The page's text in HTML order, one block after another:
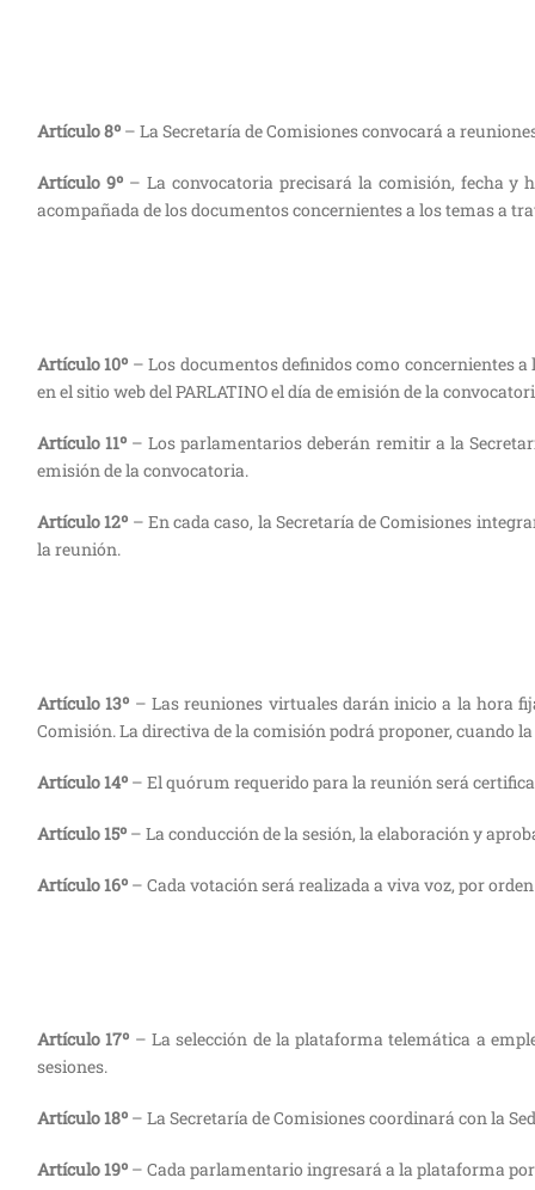
Artículo 8º – La Secretaría de Comisiones convocará a
Artículo 9º– La convocatoria precisará la comisión, fecha y
acompañada de los documentos concernientes a los temas a
Artículo 10º – Los documentos definidos como concernientes
en el sitio web del PARLATINO el día de emisión de la
Artículo 11º – Los parlamentarios deberán remitir a la
emisión de la convocatoria.
Artículo 12º – En cada caso, la Secretaría de Comisiones
la reunión.
Artículo 13º – Las reuniones virtuales darán inicio a la hora
Comisión. La directiva de la comisión podrá proponer, cuando
Artículo 14º – El quórum requerido para la reunión será
Artículo 15º – La conducción de la sesión, la elaboración y
Artículo 16º – Cada votación será realizada a viva voz, por
Artículo 17º – La selección de la plataforma telemática a
sesiones.
Artículo 18º – La Secretaría de Comisiones coordinará con la
Artículo 19º – Cada parlamentario ingresará a la plataforma